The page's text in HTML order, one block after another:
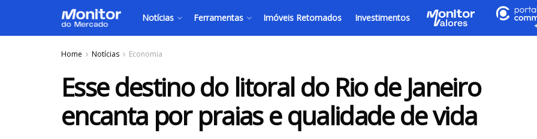
Notícias Ferramentas Imóveis Retomados Investimentos
Home Notícias Economia
Esse destino do litoral do Rio de Janeiro
encanta por praias e qualidade de vida